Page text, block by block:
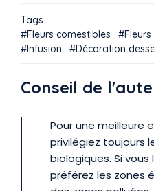
Tags
Fleurs comestibles
Fleurs
Infusion
Décoration
Conseil de
Pour une meilleure
privilégiez toujours
biologiques. Si
préférez les zones